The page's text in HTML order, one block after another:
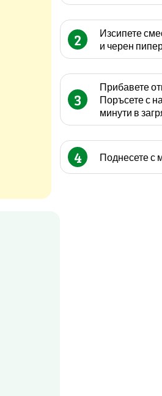
2
Изсипете
и черен
3
Прибавете
Поръсете с
минути в
4 Поднесете с